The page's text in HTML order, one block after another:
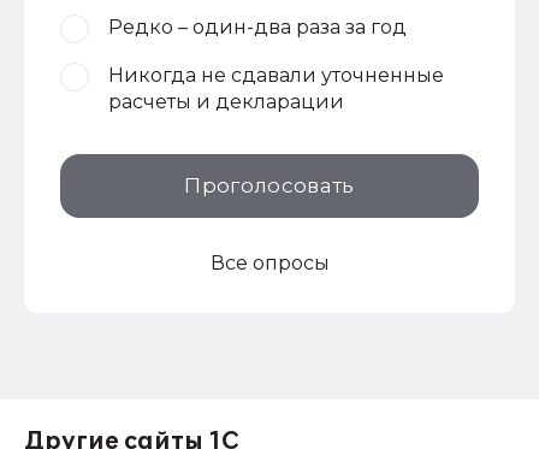
Редко – один-два раза за год
Никогда не сдавали уточненные
расчеты и декларации
Проголосовать
Все опросы
Другие сайты 1С